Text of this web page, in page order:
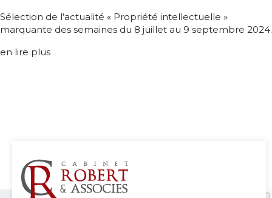
Sélection de l’actualité « Propriété intellectuelle »
marquante des semaines du 8 juillet au 9 septembre 2024.
en lire plus